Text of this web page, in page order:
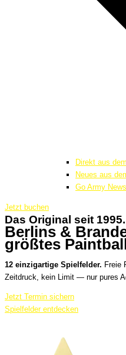
Direkt aus
Neues aus
Go Army News
Jetzt buchen
Das Original seit 1995.
Berlins &
größtes
12 einzigartige Spielfelder. Freie
Zeitdruck, kein Limit — nur pures
Jetzt Termin sichern
Spielfelder entdecken